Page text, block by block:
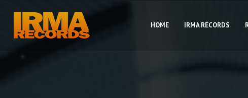
HOME IRMA RECORDS